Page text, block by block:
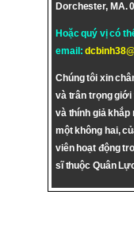
Dorchester, MA.
Hoặc quý vị có
email:
Chúng tôi xin
và trân trọng giới
và thính giả khắp
một không hai,
viên hoạt động
sĩ thuộc Quân